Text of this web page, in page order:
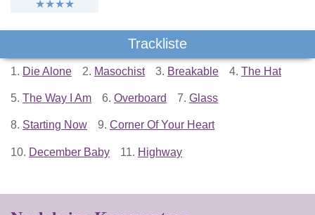
Trackliste
1. Die Alone 2. Masochist 3. Breakable 4. The Hat
5. The Way I Am 6. Overboard 7. Glass
8. Starting Now 9. Corner Of Your Heart
10. December Baby 11. Highway